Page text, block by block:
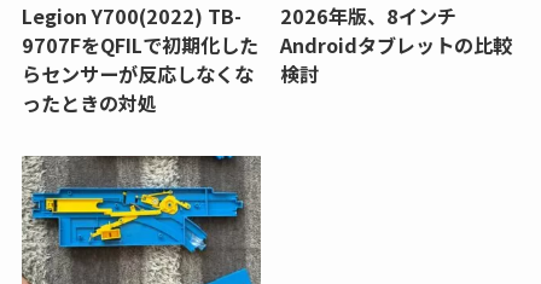
Legion Y700(2022) TB-
9707FをQFILで初期化した
らセンサーが反応しなくな
ったときの対処
2026年版、8インチ
Androidタブレットの比較
検討